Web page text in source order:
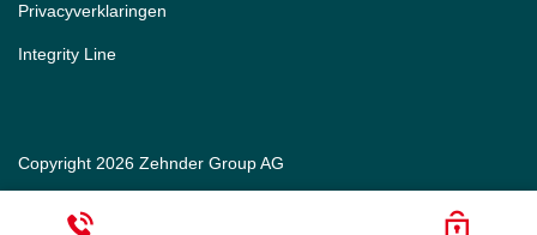
Copyright 2026 Zehnder Group AG
Privacyverklaringen
Integrity Line